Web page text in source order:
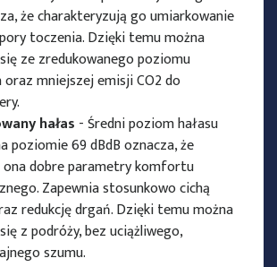
że charakteryzują go umiarkowanie
toczenia. Dzięki temu można
ze zredukowanego poziomu
oraz mniejszej emisji CO2 do
hałas - Średni poziom hałasu
poziomie 69 dBdB oznacza, że
ona dobre parametry komfortu
Zapewnia stosunkowo cichą
redukcję drgań. Dzięki temu można
z podróży, bez uciążliwego,
szumu.